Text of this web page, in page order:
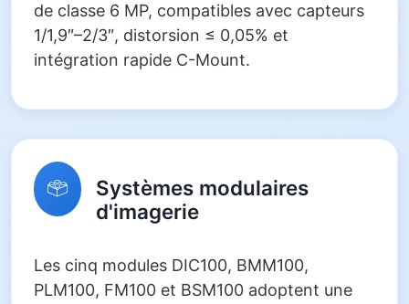
de classe 6 MP, compatibles avec capteurs
1/1,9″–2/3″, distorsion ≤ 0,05% et
intégration rapide C-Mount.
Systèmes modulaires
d'imagerie
Les cinq modules DIC100, BMM100,
PLM100, FM100 et BSM100 adoptent une